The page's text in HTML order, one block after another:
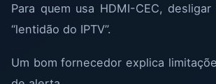
Para quem usa HDMI-CEC,
“lentidão do IPTV”.
Um bom fornecedor explica